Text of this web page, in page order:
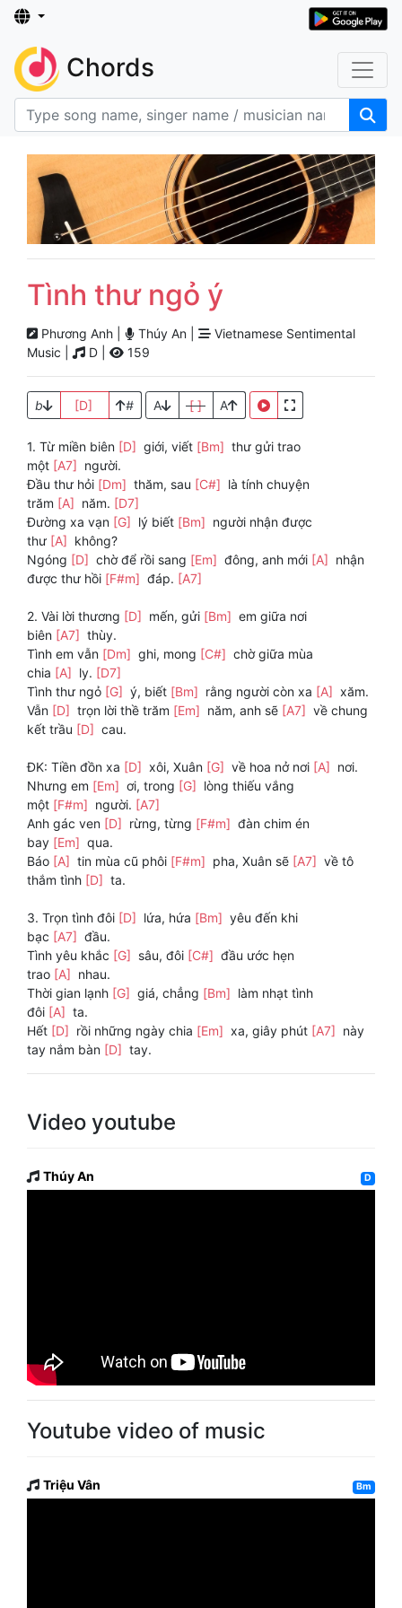
Chords
Tình thư ngỏ ý
Phương Anh | Thúy An |
Vietnamese Sentimental
Music |
D | 159
b [D] # A [ ] A
1. Từ miền biên [D] giới, viết [Bm] thư gửi trao
một [A7] người.
Đầu thư hỏi [Dm] thăm, sau [C#] là tính chuyện
trăm [A] năm. [D7]
Đường xa vạn [G] lý biết [Bm] người nhận được
thư [A] không?
Ngóng [D] chờ để rồi sang [Em] đông, anh mới [A] nhận
được thư hồi [F#m] đáp. [A7]
2. Vài lời thương [D] mến, gửi [Bm] em giữa nơi
biên [A7] thùy.
Tình em vẫn [Dm] ghi, mong [C#] chờ giữa mùa
chia [A] ly. [D7]
Tình thư ngỏ [G] ý, biết [Bm] rằng người còn xa [A] xăm.
Vẫn [D] trọn lời thề trăm [Em] năm, anh sẽ [A7] về chung
kết trầu [D] cau.
ĐK: Tiền đồn xa [D] xôi, Xuân [G] về hoa nở nơi [A] nơi.
Nhưng em [Em] ơi, trong [G] lòng thiếu vắng
một [F#m] người. [A7]
Anh gác ven [D] rừng, từng [F#m] đàn chim én
bay [Em] qua.
Báo [A] tin mùa cũ phôi [F#m] pha, Xuân sẽ [A7] về tô
thắm tình [D] ta.
3. Trọn tình đôi [D] lứa, hứa [Bm] yêu đến khi
bạc [A7] đầu.
Tình yêu khắc [G] sâu, đôi [C#] đầu ước hẹn
trao [A] nhau.
Thời gian lạnh [G] giá, chẳng [Bm] làm nhạt tình
đôi [A] ta.
Hết [D] rồi những ngày chia [Em] xa, giây phút [A7] này
tay nắm bàn [D] tay.
Video youtube
Thúy An D
Youtube video of music
Triệu Vân Bm